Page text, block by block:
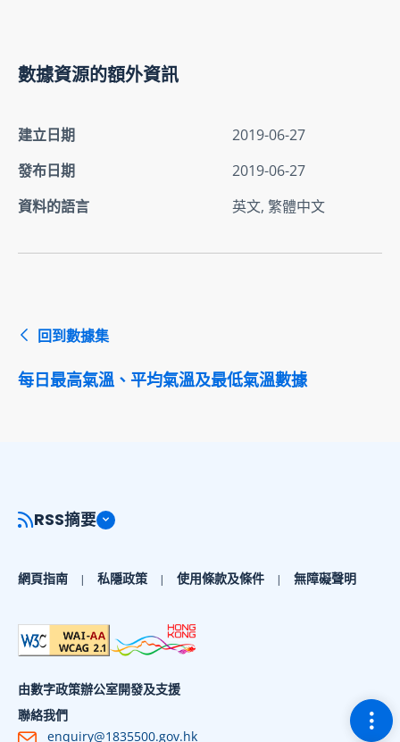
數據資源的額外資訊
建立日期
2019-06-27
發布日期
2019-06-27
資料的語言
英文, 繁體中文
回到數據集
每日最高氣溫、平均氣溫及最低氣溫數據
切
RSS摘要
網頁指南 私隱政策 使用條款及條件 無障礙聲明
由數字政策辦公室開發及支援
聯絡我們
enquiry@1835500.gov.hk